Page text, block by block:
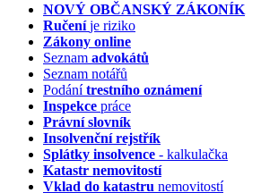
NOVÝ OBČANSKÝ ZÁKONÍK
Ručeníje riziko
Zákony online
Seznam advokátů
Seznam notářů
Podánítrestního oznámení
Inspekce práce
Právní slovník
Insolvenčnírejstřík
Splátky insolvence - kalkulačka
Katastr nemovitostí
Vklad do katastru nemovitostí